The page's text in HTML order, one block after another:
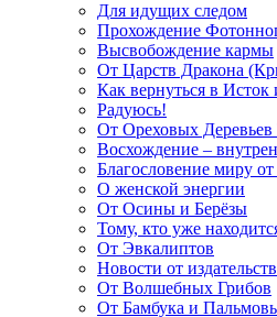
Для идущих следом
Прохождение
Высвобождение кармы
От Царств Дракона
Как вернуться в Исток
Радуюсь!
От Ореховых
Восхождение –
Благословение миру
О женской энергии
От Осины и Берёзы
Тому, кто уже
От Эвкалиптов
Новости от
От Волшебных Грибов
От Бамбука и